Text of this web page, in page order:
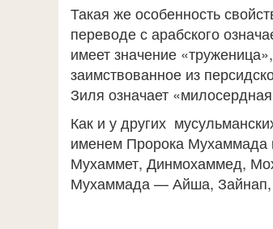
Такая же особенность
переводе с арабского
имеет значение
заимствованное из
Зиля означает
Как и у других
именем Пророка
Мухаммет, Динмохаммед,
Мухаммада — Айша,